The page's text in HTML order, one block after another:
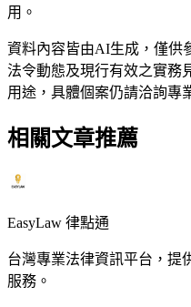
用。
資料內容皆由AI生成，僅供
法令動態及現行有效之實務
用途，具體個案仍請洽詢專
相關文章推薦
EasyLaw 律點通
台灣專業法律資訊平台，提
服務。